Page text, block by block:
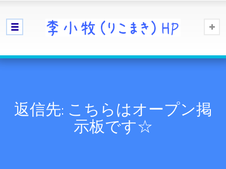
返信先: こちらはオープン掲
示板です☆